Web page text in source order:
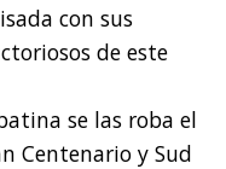
con sus
de este
se las roba el
Centenario y Sud